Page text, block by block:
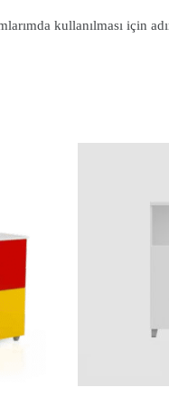
kullanılması için